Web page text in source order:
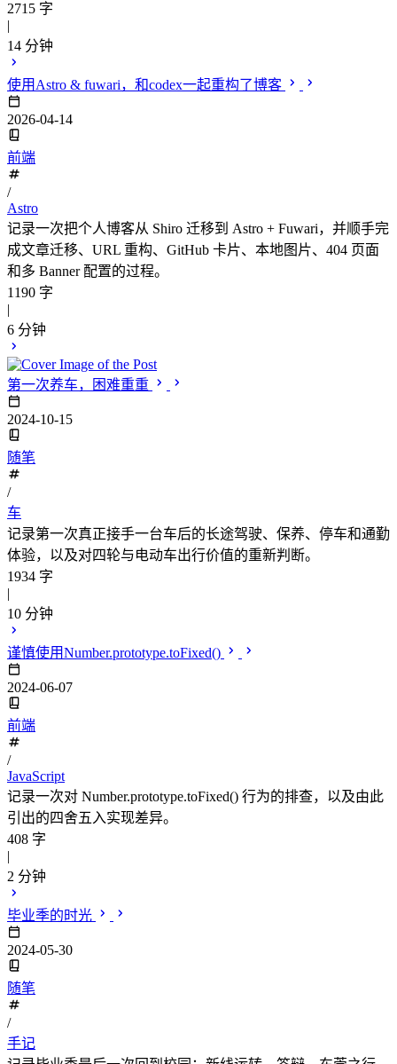
2715 字
|
14 分钟
使用Astro & fuwari，和codex一起重构了博客
2026-04-14
前端
/
Astro
记录一次把个人博客从 Shiro 迁移到 Astro + Fuwari，并顺手完
成文章迁移、URL 重构、GitHub 卡片、本地图片、404 页面
和多 Banner 配置的过程。
1190 字
|
6 分钟
第一次养车，困难重重
2024-10-15
随笔
/
车
记录第一次真正接手一台车后的长途驾驶、保养、停车和通勤
体验，以及对四轮与电动车出行价值的重新判断。
1934 字
|
10 分钟
谨慎使用Number.prototype.toFixed()
2024-06-07
前端
/
JavaScript
记录一次对 Number.prototype.toFixed() 行为的排查，以及由此
引出的四舍五入实现差异。
408 字
|
2 分钟
毕业季的时光
2024-05-30
随笔
/
手记